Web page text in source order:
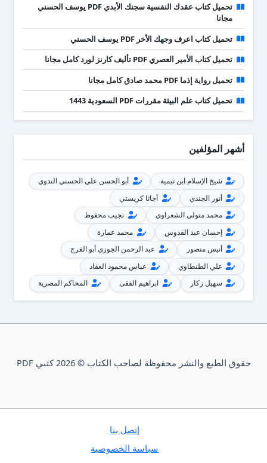
تحميل كتاب عقدك النفسية سجنك الأبدي PDF يوسف الحسني
مجانا
تحميل كتاب اعرف وجهك الأخر PDF يوسف الحسني
تحميل كتاب الأمير العصري PDF تأليف كارنز لورد كامل مجانا
تحميل رواية إذما PDF محمد صادق كامل مجانا
تحميل كتاب علم البيئة مقررات PDF السعودية 1443
أشهر المؤلفين
شيخ الإسلام ابن تيمية
أبو الحسن علي الحسني الندوي
أنور الجندي
أجاثا كريستي
محمد متولي الشعراوي
نجيب محفوظ
إحسان عبد القدوس
محمد عمارة
أنيس منصور
عبد الرحمن الجوزي أبو الفرج
علي الطنطاوي
عباس محمود العقاد
سهيل زكار
ابراهيم الفقى المحاكم المصرية
حقوق الطبع والنشر محفوظة لصاحب الكتاب © 2026 كتبي PDF
إتصل بنا
سياسة الخصوصية